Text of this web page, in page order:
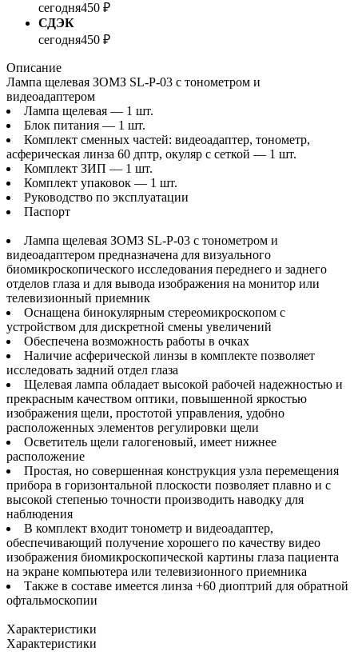
сегодня450 ₽
СДЭК
сегодня450 ₽
Описание
Лампа щелевая ЗОМЗ SL-P-03 с тонометром и
видеоадаптером
Лампа щелевая — 1 шт.
Блок питания — 1 шт.
Комплект сменных частей: видеоадаптер, тонометр,
асферическая линза 60 дптр, окуляр с сеткой — 1 шт.
Комплект ЗИП — 1 шт.
Комплект упаковок — 1 шт.
Руководство по эксплуатации
Паспорт
Лампа щелевая ЗОМЗ SL-P-03 с тонометром и
видеоадаптером предназначена для визуального
биомикроскопического исследования переднего и заднего
отделов глаза и для вывода изображения на монитор или
телевизионный приемник
Оснащена бинокулярным стереомикроскопом с
устройством для дискретной смены увеличений
Обеспечена возможность работы в очках
Наличие асферической линзы в комплекте позволяет
исследовать задний отдел глаза
Щелевая лампа обладает высокой рабочей надежностью и
прекрасным качеством оптики, повышенной яркостью
изображения щели, простотой управления, удобно
расположенных элементов регулировки щели
Осветитель щели галогеновый, имеет нижнее
расположение
Простая, но совершенная конструкция узла перемещения
прибора в горизонтальной плоскости позволяет плавно и с
высокой степенью точности производить наводку для
наблюдения
В комплект входит тонометр и видеоадаптер,
обеспечивающий получение хорошего по качеству видео
изображения биомикроскопической картины глаза пациента
на экране компьютера или телевизионного приемника
Также в составе имеется линза +60 диоптрий для обратной
офтальмоскопии
Характеристики
Характеристики